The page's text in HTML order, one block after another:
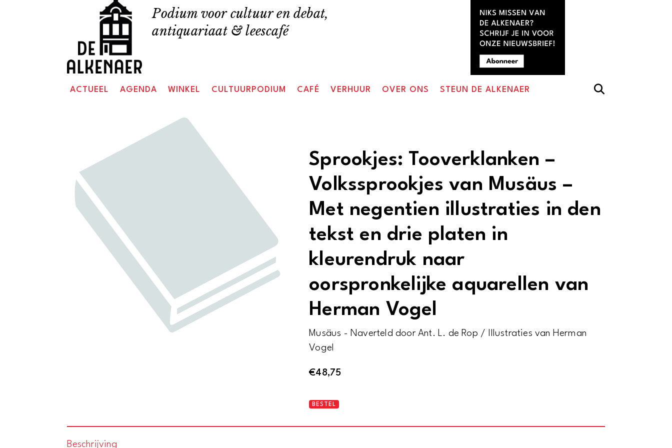
Podium voor cultuur en debat,
antiquariaat & leescafé
ACTUEEL AGENDA WINKEL CULTUURPODIUM CAFÉ VERHUUR OVER ONS STEUN DE ALKENAER
Sprookjes: Tooverklanken –
Volkssprookjes van Musäus –
Met negentien illustraties in den
tekst en drie platen in
kleurendruk naar
oorspronkelijke aquarellen van
Herman Vogel
Musäus - Naverteld door Ant. L. de Rop / Illustraties van Herman
Vogel
€48,75
Sprookjes:
BESTEL
Beschrijving